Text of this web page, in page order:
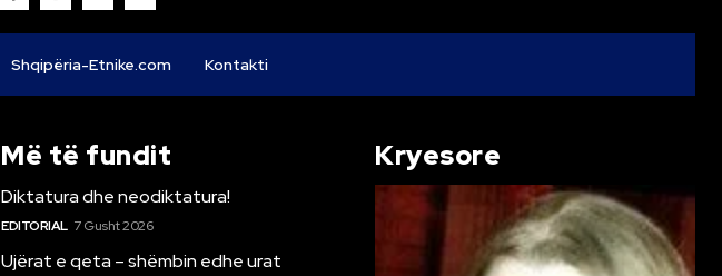
Shqipëria-Etnike.com Kontakti
Më të fundit
Diktatura dhe neodiktatura!
EDITORIAL 7 Gusht 2026
Ujërat e qeta – shëmbin edhe urat
Kryesore